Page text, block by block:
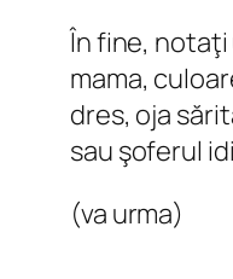
În fine,
mama,
dres, oja
sau şoferul
(va urma)